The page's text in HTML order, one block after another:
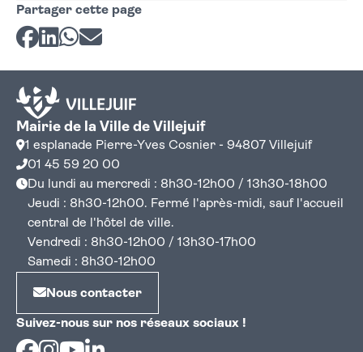
Partager cette page
Partager sur Facebook
Partager sur LinkedIn
Partager sur Whatsapp
Partager par courriel
Mairie de la Ville de Villejuif
1 esplanade Pierre-Yves Cosnier - 94807 Villejuif
01 45 59 20 00
Du lundi au mercredi : 8h30-12h00 / 13h30-18h00
Jeudi : 8h30-12h00. Fermé l'après-midi, sauf l'accueil
central de l'hôtel de ville.
Vendredi : 8h30-12h00 / 13h30-17h00
Samedi : 8h30-12h00
Nous contacter
Suivez-nous sur nos réseaux sociaux !
Facebook
Instagram
Youtube